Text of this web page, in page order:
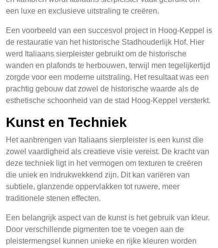
een luxe en exclusieve uitstraling te creëren.
Een voorbeeld van een succesvol project in Hoog-Keppel is
de restauratie van het historische Stadhouderlijk Hof. Hier
werd Italiaans sierpleister gebruikt om de historische
wanden en plafonds te herbouwen, terwijl men tegelijkertijd
zorgde voor een moderne uitstraling. Het resultaat was een
prachtig gebouw dat zowel de historische waarde als de
esthetische schoonheid van de stad Hoog-Keppel versterkt.
Kunst en Techniek
Het aanbrengen van Italiaans sierpleister is een kunst die
zowel vaardigheid als creatieve visie vereist. De kracht van
deze techniek ligt in het vermogen om texturen te creëren
die uniek en indrukwekkend zijn. Dit kan variëren van
subtiele, glanzende oppervlakken tot ruwere, meer
traditionele stenen effecten.
Een belangrijk aspect van de kunst is het gebruik van kleur.
Door verschillende pigmenten toe te voegen aan de
pleistermengsel kunnen unieke en rijke kleuren worden